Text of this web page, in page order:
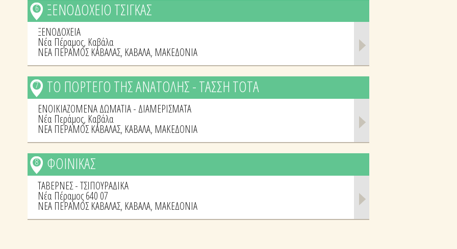
ΞΕΝΟΔΟΧΕΙΟ ΤΣΙΓΚΑΣ
6
ΞΕΝΟΔΟΧΕΙΑ
Νέα Πέραμος, Καβάλα
ΝΕΑ ΠΕΡΑΜΟΣ ΚΑΒΑΛΑΣ, ΚΑΒΑΛΑ, ΜΑΚΕΔΟΝΙΑ
ΤΟ ΠΟΡΤΕΓΟ ΤΗΣ ΑΝΑΤΟΛΗΣ - ΤΑΣΣΗ ΤΟΤΑ
7
ΕΝΟΙΚΙΑΖΟΜΕΝΑ ΔΩΜΑΤΙΑ - ΔΙΑΜΕΡΙΣΜΑΤΑ
Νέα Περάμος, Καβάλα
ΝΕΑ ΠΕΡΑΜΟΣ ΚΑΒΑΛΑΣ, ΚΑΒΑΛΑ, ΜΑΚΕΔΟΝΙΑ
ΦΟΙΝΙΚΑΣ
8
ΤΑΒΕΡΝΕΣ - ΤΣΙΠΟΥΡΑΔΙΚΑ
Νέα Πέραμος 640 07
ΝΕΑ ΠΕΡΑΜΟΣ ΚΑΒΑΛΑΣ, ΚΑΒΑΛΑ, ΜΑΚΕΔΟΝΙΑ